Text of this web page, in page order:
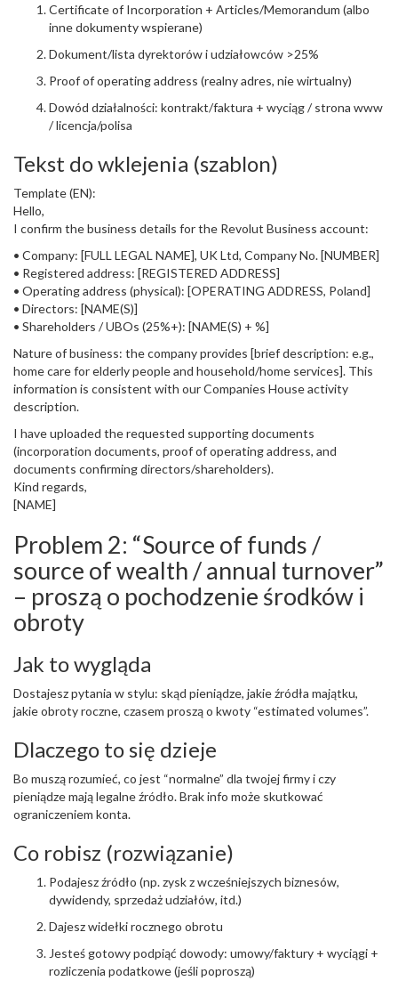
Certificate of Incorporation + Articles/Memorandum (albo
inne dokumenty wspierane)
Dokument/lista dyrektorów i udziałowców >25%
Proof of operating address (realny adres, nie wirtualny)
Dowód działalności: kontrakt/faktura + wyciąg / strona www
/ licencja/polisa
Tekst do wklejenia (szablon)
Template (EN):
Hello,
I confirm the business details for the Revolut Business account:
• Company: [FULL LEGAL NAME], UK Ltd, Company No. [NUMBER]
• Registered address: [REGISTERED ADDRESS]
• Operating address (physical): [OPERATING ADDRESS, Poland]
• Directors: [NAME(S)]
• Shareholders / UBOs (25%+): [NAME(S) + %]
Nature of business: the company provides [brief description: e.g.,
home care for elderly people and household/home services]. This
information is consistent with our Companies House activity
description.
I have uploaded the requested supporting documents
(incorporation documents, proof of operating address, and
documents confirming directors/shareholders).
Kind regards,
[NAME]
Problem 2: “Source of funds /
source of wealth / annual turnover”
– proszą o pochodzenie środków i
obroty
Jak to wygląda
Dostajesz pytania w stylu: skąd pieniądze, jakie źródła majątku,
jakie obroty roczne, czasem proszą o kwoty “estimated volumes”.
Dlaczego to się dzieje
Bo muszą rozumieć, co jest “normalne” dla twojej firmy i czy
pieniądze mają legalne źródło. Brak info może skutkować
ograniczeniem konta.
Co robisz (rozwiązanie)
Podajesz źródło (np. zysk z wcześniejszych biznesów,
dywidendy, sprzedaż udziałów, itd.)
Dajesz widełki rocznego obrotu
Jesteś gotowy podpiąć dowody: umowy/faktury + wyciągi +
rozliczenia podatkowe (jeśli poproszą)